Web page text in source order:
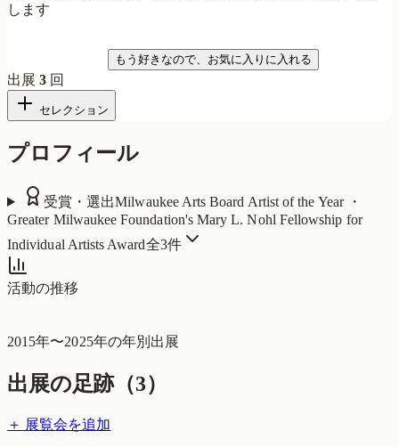
します
もう好きなので、お気に入りに入れる
出展3 回
セレクション
プロフィール
受賞・選出Milwaukee Arts Board Artist of the Year ・
Greater Milwaukee Foundation's Mary L. Nohl Fellowship for
Individual Artists Award全3件
活動の推移
2015年〜2025年の年別出展
出展の足跡（3）
＋ 展覧会を追加